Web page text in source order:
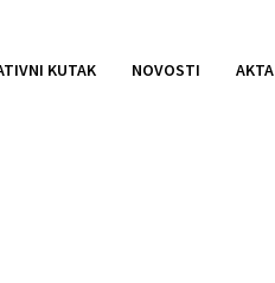
KUTAK NOVOSTI AKTA